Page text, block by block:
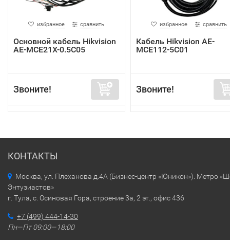
избранное сравнить
Основной кабель Hikvision
AE-MCE21X-0.5C05
Звоните!
избранное сравнить
Кабель Hikvision AE-
MCE112-5C01
Звоните!
КОНТАКТЫ
Москва, ул. Плеханова д.4А (Бизнес-центр «Юникон»). Метро
Энтузиастов»
г. Тула, с. Осиновая Гора, строение 3а, 2 эт., офис 436
+7 (499) 444-14-30
Пн—Пт 09:00—18:00